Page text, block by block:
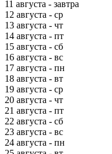
11 августа - завтра
12 августа - ср
13 августа - чт
14 августа - пт
15 августа - сб
16 августа - вс
17 августа - пн
18 августа - вт
19 августа - ср
20 августа - чт
21 августа - пт
22 августа - сб
23 августа - вс
24 августа - пн